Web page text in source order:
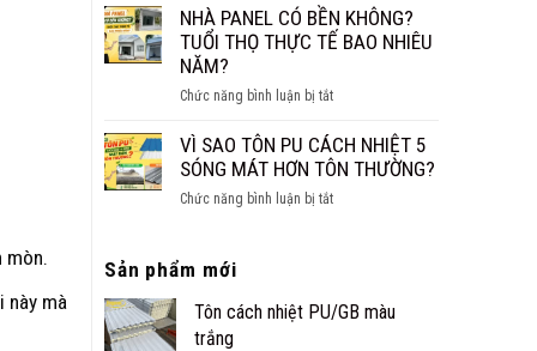
mòn.
này mà
VÀ
TIỆN
TRẦN
PANEL
TÔN
TRÌNH
TẾ
Ở
CÀ
NHÀ PANEL CÓ BỀN KHÔNG?
TUỔI THỌ THỰC TẾ BAO NHIÊU
NĂM?
Chức năng bình luận bị tắtở
PANEL
CÓ
KHÔNG?
BAO
VÌ SAO TÔN PU CÁCH NHIỆT 5
SÓNG MÁT HƠN TÔN THƯỜNG?
Chức năng bình luận bị tắtở
CÁCH
Sản phẩm mới
Tôn cách nhiệt PU/GB màu
trắng